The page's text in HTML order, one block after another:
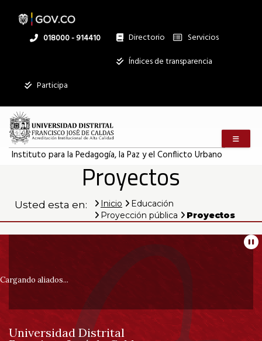
contenido
Linea
018000 - 914410 Directorio
Institucional
Servicios
Índices de transparencia
Participa
Instituto para la Pedagogía, la Paz y el Conflicto Urbano
Proyectos
registros
Buscar:
Servicios
de
registros
Usted esta en: Inicio
Educación
Proyección pública
Proyectos
Información
pie
de
Cargando aliados...
Universidad Distrital